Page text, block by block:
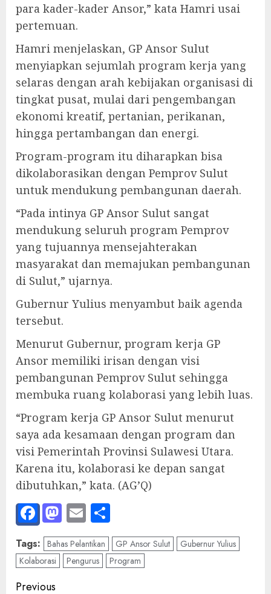
para kader-kader Ansor,” kata Hamri usai
pertemuan.
Hamri menjelaskan, GP Ansor Sulut
menyiapkan sejumlah program kerja yang
selaras dengan arah kebijakan organisasi di
tingkat pusat, mulai dari pengembangan
ekonomi kreatif, pertanian, perikanan,
hingga pertambangan dan energi.
Program-program itu diharapkan bisa
dikolaborasikan dengan Pemprov Sulut
untuk mendukung pembangunan daerah.
“Pada intinya GP Ansor Sulut sangat
mendukung seluruh program Pemprov
yang tujuannya mensejahterakan
masyarakat dan memajukan pembangunan
di Sulut,” ujarnya.
Gubernur Yulius menyambut baik agenda
tersebut.
Menurut Gubernur, program kerja GP
Ansor memiliki irisan dengan visi
pembangunan Pemprov Sulut sehingga
membuka ruang kolaborasi yang lebih luas.
“Program kerja GP Ansor Sulut menurut
saya ada kesamaan dengan program dan
visi Pemerintah Provinsi Sulawesi Utara.
Karena itu, kolaborasi ke depan sangat
dibutuhkan,” kata. (AG’Q)
Facebook
Mastodon
Email
Tags: Bahas Pelantikan GP Ansor Sulut
Gubernur Yulius
Kolaborasi
Pengurus Program
Post
Previous